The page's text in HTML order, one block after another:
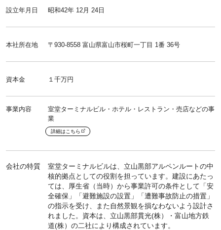
設立年月日 昭和42年 12月 24日
本社所在地 〒930-8558 富山県富山市桜町一丁目 1番 36号
資本金 １千万円
事業内容
室堂ターミナルビル・ホテル・レストラン・売店などの事
業
詳細はこちら
会社の特質
室堂ターミナルビルは、立山黒部アルペンルートの中
核的拠点としての役割を担っています。建設にあたっ
ては、厚生省（当時）から事業許可の条件として「安
全確保」「避難施設の設置」「遭難事故防止の措置」
の指示を受け、また自然景観を損なわないよう設計さ
れました。資本は、立山黒部貫光(株）・富山地方鉄
道(株）の二社により構成されています。